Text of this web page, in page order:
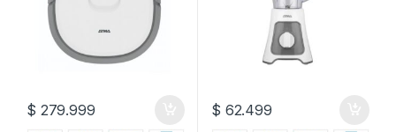
$ 279.999 $ 62.499